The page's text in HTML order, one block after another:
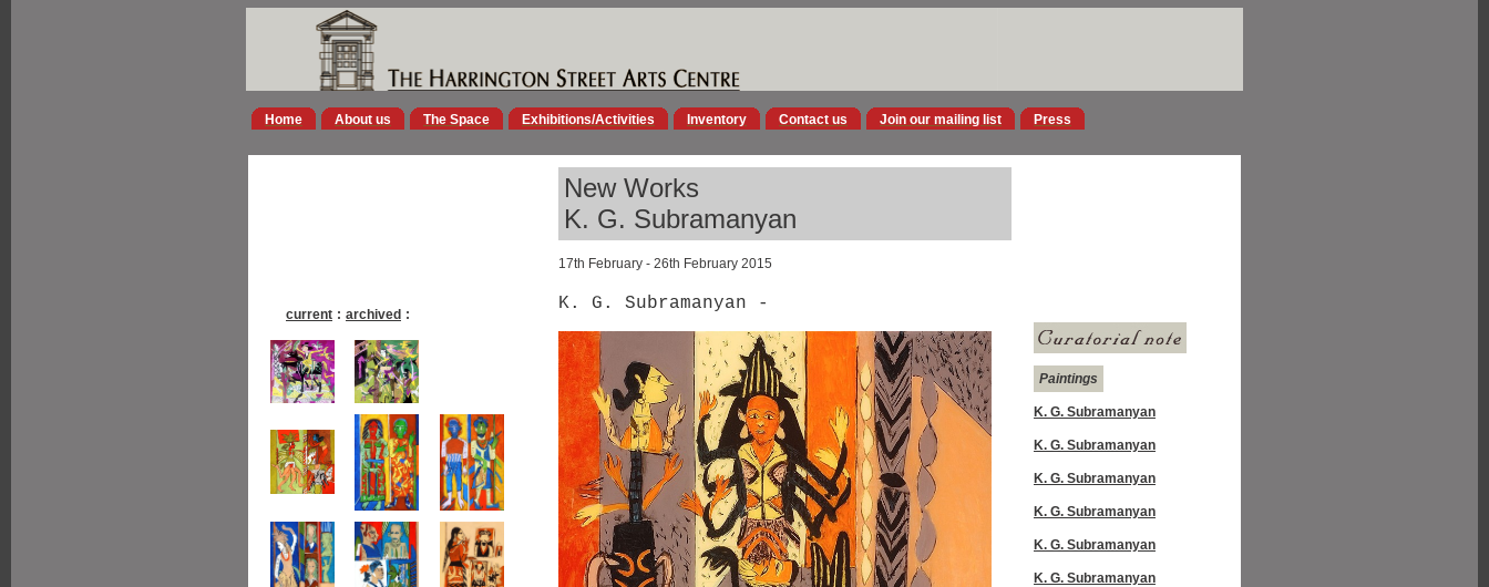
Home About us The Space Exhibitions/Activities Inventory Contact us Join our mailing list Press
New Works
K. G. Subramanyan
17th February - 26th February 2015
current : archived :
K. G. Subramanyan -
Paintings
K. G. Subramanyan
K. G. Subramanyan
K. G. Subramanyan
K. G. Subramanyan
K. G. Subramanyan
K. G. Subramanyan